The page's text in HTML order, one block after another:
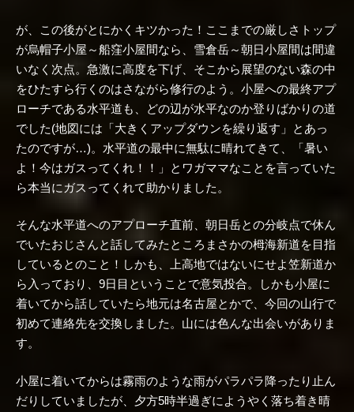
が、この後がとにかくキツかった！ここまでの厳しさトップ
が烏帽子小屋～船窪小屋間なら、雪倉岳～朝日小屋間は間違
いなく次点。急激に高度を下げ、そこから展望のない森の中
をひたすら行くのはさながら修行のよう。小屋への最終アプ
ローチである水平道も、どの辺が水平なのか登りばかりの道
でした(地図には「大きくアップダウンを繰り返す」とあっ
たのですが…)。水平道の最中に無駄に晴れてきて、「暑い
よ！今はガスってくれ！！」とワガママなことを言っていた
ら本当にガスってくれて助かりました。
そんな水平道へのアプローチ直前、朝日岳との分岐点で休ん
でいたおじさんと話してみたところまさかの栂海新道を目指
しているとのこと！しかも、上高地ではないにせよ笠新道か
ら入っており、9日目ということで意気投合。しかも小屋に
着いてから話していたら地元は名古屋とかで、今回の山行で
初めて連絡先を交換しました。山には色んな出会いがありま
す。
小屋に着いてからは霧雨のような雨がパラパラ降ったり止ん
だりしていましたが、夕方5時半過ぎにようやく落ち着き晴